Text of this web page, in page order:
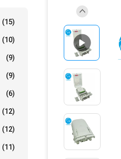
(15)
(10)
(9)
(9)
(6)
(12)
(12)
(11)